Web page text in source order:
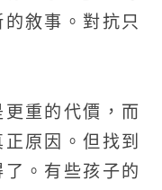
敘事。對抗只
重的代價，而
原因。但找到
。有些孩子的